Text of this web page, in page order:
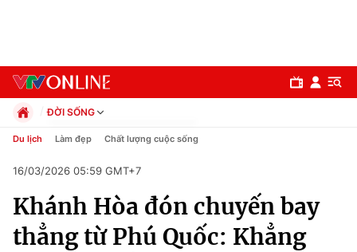
Chuyên mục
Chính trị
ĐỜI SỐNG
Chính trị
Pháp luật
Kinh tế
Thể thao
Truyền hình
Du lịch Làm đẹp Chất lượng cuộc sống
16/03/2026 05:59 GMT+7
Khánh Hòa đón chuyến bay
thẳng từ Phú Quốc: Khẳng